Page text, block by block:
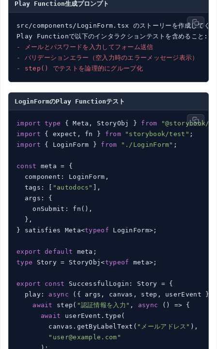
Play Function生成プロンプト
src/components/LoginForm.tsx のストーリーを作成してくだ
- メールとパスワードを入力してフォーム送信
- バリデーションエラー（空入力時のエラーメッセージ表示）
- step() でテストを論理的にグループ化
LoginFormのPlay Functionテスト
import type { Meta, StoryObj } from
"@storybook/
import { expect, fn } from "storybook/test"
import { LoginForm } from "./LoginForm" ;
const meta = {
  component: LoginForm,
  tags: [
"autodocs"
],
  args: {
    onSubmit: fn(),
  },
} satisfies Meta<typeof LoginForm>;
export default
type Story = StoryObj<typeof meta>;
export const
SuccessfulLogin: Story = {
  play:
async ({ args, canvas, step, userEvent })
await
step( "認証情報を入力" , async () => {
await userEvent.type(
        canvas.getByLabelText(
"メールアドレス" ),
"user@example.com"